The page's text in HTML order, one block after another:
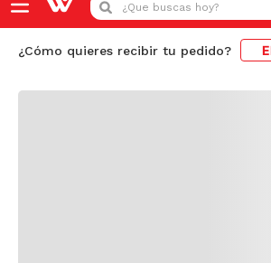
¿Cómo quieres recibir tu pedido?